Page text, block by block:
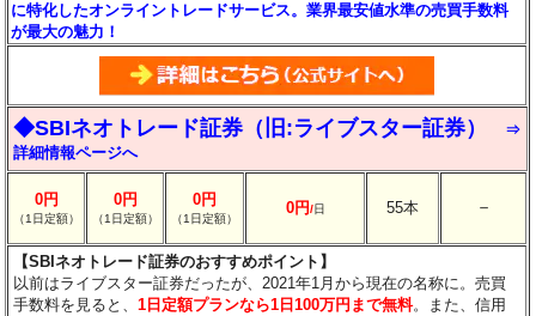
に特化したオンライントレードサービス。業界最安値水準の売買手数料
が最大の魅力！
◆SBIネオトレード証券（旧:ライブスター証券）
⇒
詳細情報ページへ
0円
（1日定額）
0円
（1日定額）
0円
（1日定額）
0円/日 55本 －
【SBIネオトレード証券のおすすめポイント】
以前はライブスター証券だったが、2021年1月から現在の名称に。売買
手数料を見ると、1日定額プランなら1日100万円まで無料。また、信用